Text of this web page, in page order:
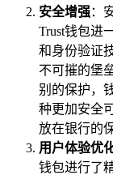
安全增强：
Trust钱包进
和身份验证
不可摧的堡
别的保护，
种更加安全
放在银行的
用户体验优
钱包进行了